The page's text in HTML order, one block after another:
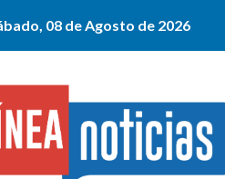
08 de Agosto de 2026